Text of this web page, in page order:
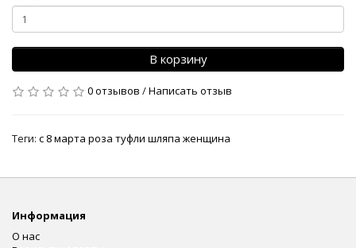
В корзину
0 отзывов /Написать отзыв
Теги: с 8 марта роза туфли шляпа женщина
Информация
О нас